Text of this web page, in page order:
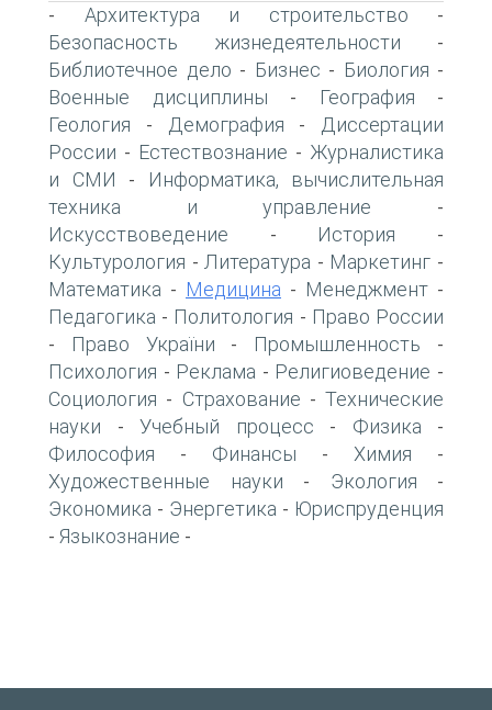
- Архитектура и строительство -
Безопасность жизнедеятельности -
Библиотечное дело - Бизнес - Биология -
Военные дисциплины - География -
Геология - Демография -
Диссертации
России - Естествознание - Журналистика
и СМИ -
Информатика, вычислительная
техника и управление -
Искусствоведение - История -
Культурология - Литература - Маркетинг -
Математика - Медицина - Менеджмент -
Педагогика - Политология - Право России
- Право України - Промышленность -
Психология - Реклама - Религиоведение -
Социология - Страхование - Технические
науки - Учебный процесс - Физика -
Философия - Финансы - Химия -
Художественные науки - Экология -
Экономика - Энергетика - Юриспруденция
- Языкознание -